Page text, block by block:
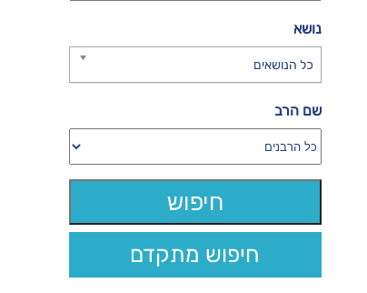
נושא
כל הנושאים
שם הרב
חיפוש מתקדם